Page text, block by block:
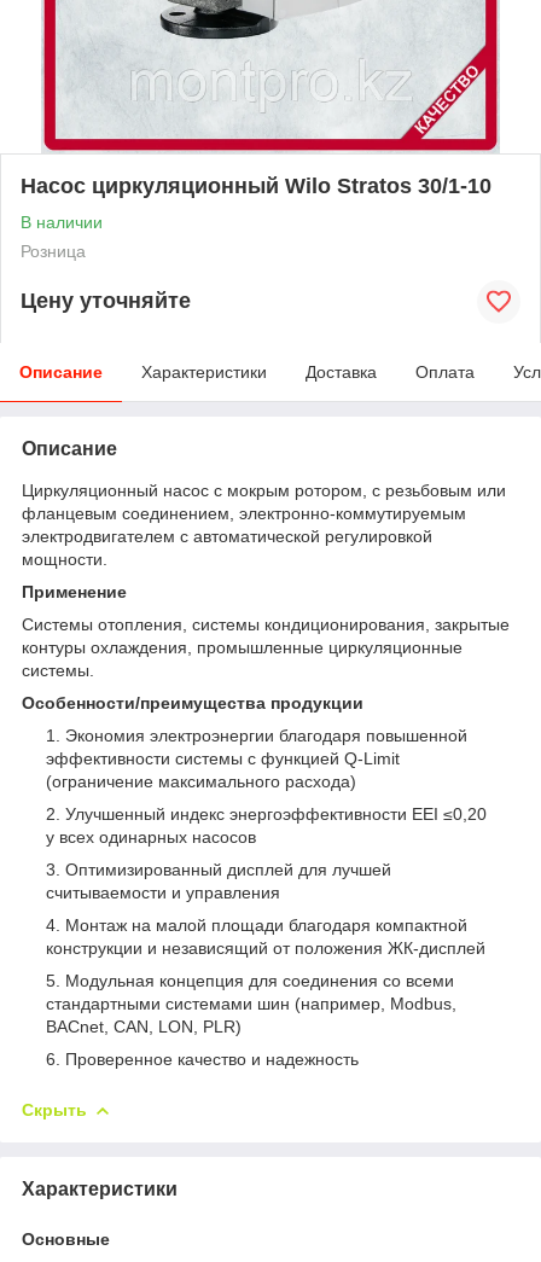
Насос циркуляционный Wilo Stratos 30/1-10
В наличии
Розница
Цену уточняйте
Описание Характеристики Доставка Оплата
Описание
Циркуляционный насос с мокрым ротором, с резьбовым или
фланцевым соединением, электронно-коммутируемым
электродвигателем с автоматической регулировкой
мощности.
Применение
Системы отопления, системы кондиционирования, закрытые
контуры охлаждения, промышленные циркуляционные
системы.
Особенности/преимущества продукции
Экономия электроэнергии благодаря повышенной
эффективности системы с функцией Q-Limit
(ограничение максимального расхода)
Улучшенный индекс энергоэффективности EEI ≤0,20
у всех одинарных насосов
Оптимизированный дисплей для лучшей
считываемости и управления
Монтаж на малой площади благодаря компактной
конструкции и независящий от положения ЖК-дисплей
Модульная концепция для соединения со всеми
стандартными системами шин (например, Modbus,
BACnet, CAN, LON, PLR)
Проверенное качество и надежность
Скрыть
Характеристики
Основные